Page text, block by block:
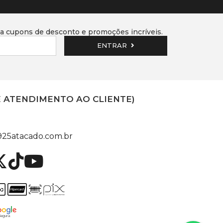
cupons de desconto e promoções incríveis.
ENTRAR
ATENDIMENTO AO CLIENTE)